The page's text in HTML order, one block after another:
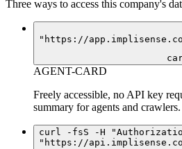
Three ways to access this company's
"https://
AGENT-CARD
Freely accessible, no API key
summary for agents and crawlers.
curl -fsS -H "Authorization:
"https://api.implisense.com/